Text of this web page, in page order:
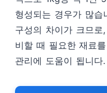
형성되는 경우가 많습
구성의 차이가 크므
비할 때 필요한 재료
관리에 도움이 됩니다.